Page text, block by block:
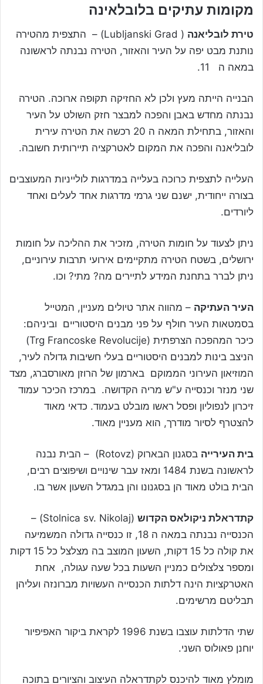
מקומות עתיקים בלובלאינה
טירת לובליאנה
( Lubljanski Grad) – התצפית מהטירה
נותנת מבט יפה על העיר והאזור, הטירה נבנתה לראשונה
במאה ה 11.
הבנייה הייתה מעץ ולכן לא החזיקה תקופה ארוכה. הטירה
נבנתה מחדש באבן והפכה למבצר חזק השולט על העיר
והאזור, בתחילת המאה ה 20 רכשה את הטירה עירית
לובליאנה והפכה את המקום לאטרקציה תיירותית חשובה.
העלייה לתצפית כרוכה בעלייה במדרגות לולייניות המעוצבים
בצורה ייחודית, ישנם שני גרמי מדרגות אחד לעלים ואחד
ליורדים.
ניתן לצעוד על חומות הטירה, מזכיר את ההליכה על חומות
ירושלים, בשטח הטירה מתקיימים אירועי תרבות עירוניים,
ניתן לברר בתחנת המידע לתיירים מה? מתי? וכו.
העיר העתיקה – מהווה אתר טיולים מעניין, המטייל
בסמטאות העיר חולף על פני מבנים היסטוריים וביניהם:
כיכר המהפכה הצרפתית (Trg Francoske Revolucije)
הניצב בינות למבנים היסטוריים בעלי חשיבות גדולה לעיר,
המוזיאון העירוני הממוקם בארמון של הרוזן מאורסברג, מצד
שני מנזר וכנסייה ע"ש מריה הקדושה. במרכז הכיכר עמוד
זיכרון לנפוליון ופסל ראשו מובלט בעמוד. כדאי מאוד
להצטרף לסיור מודרך, הוא מעניין מאוד.
בית העירייה
בסגנון הבארוק (Rotovz) – הבית נבנה
לראשונה בשנת 1484 ומאז עבר שינויים ושיפוצים רבים,
הבית בולט מאוד הן בסגנונו והן במגדל השעון אשר בו.
קתדראלת ניקולאס הקדוש
(Stolnica sv. Nikolaj) –
הכנסייה נבנתה במאה ה 18, זו כנסייה גדולה המשמיעה
את קולה כל 15 דקות, השעון המוצב בה מצלצל כל 15 דקות
ומספר צלצולים כמניין השעות בכל שעה עגולה, אחת
האטרקציות הינה דלתות הכנסייה העשויות מברונזה ועליהן
תבליטם מרשימים.
שתי הדלתות עוצבו בשנת 1996 לקראת ביקור האפיפיור
יוחנן פאולוס השני.
מומלץ מאוד להיכנס לקתדראלה העיצוב והציורים בתוכה